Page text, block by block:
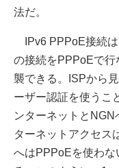
法だ。
IPv6 PPPoE接続は
の接続をPPPoEで行
襲できる。ISPから
ーザー認証を使うこ
ンターネットと
ターネットアクセス
へはPPPoEを使わな